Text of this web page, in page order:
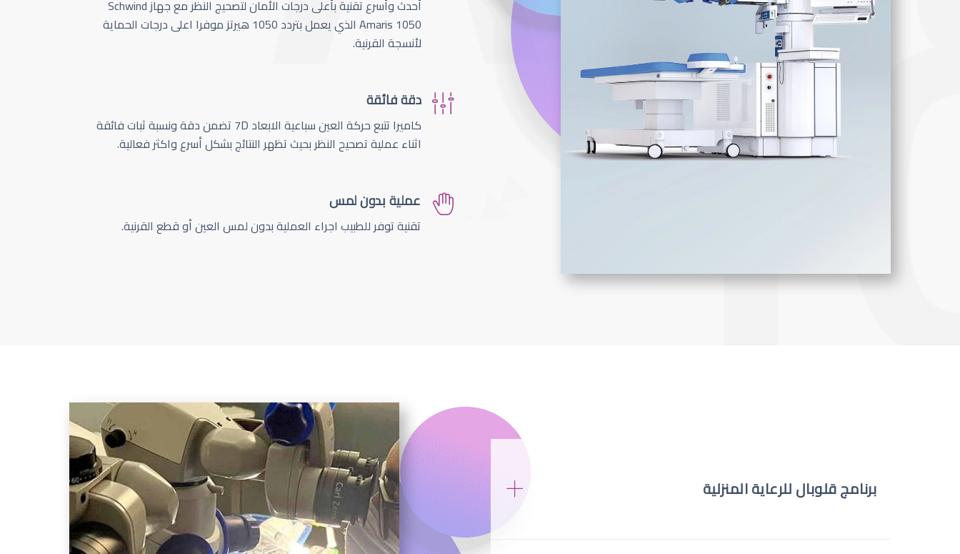
أحدث وأسرع تقنية بأعلى درجات الأمان لتصحيج النظر مع جهاز Schwind
Amaris 1050 الذي يعمل بتردد 1050 هيرتز موفرا اعلى درجات الحماية
لأنسجة القرنية.
دقة فائقة
كاميرا تتبع حركة العين سباعية الابعاد 7D تضمن دقة ونسبة ثبات فائقة
اثناء عملية تصحيح النظر بحيث تظهر النتائج بشكل أسرع واكثر فعالية.
عملية بدون لمس
تقنية توفر للطبيب اجراء العملية بدون لمس العين أو قطع القرنية.
برنامج قلوبال للرعاية المنزلية